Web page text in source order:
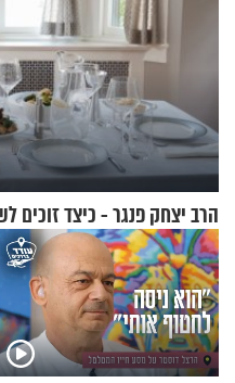
הרב יצחק פנגר - כיצד